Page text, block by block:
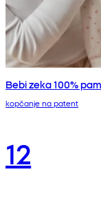
Bebi zeka 100%
kopčanje na patent
12